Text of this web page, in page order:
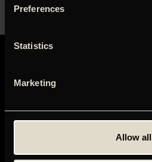
Preferences
Statistics
Marketing
Allow all
Forsalget er startet. Køb billetter
GRAND TEATRET
Telefon: 33 15 16 11